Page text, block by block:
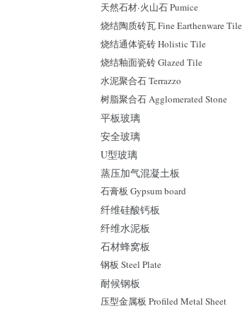
天然石材·火山石 Pumice
烧结陶质砖瓦 Fine Earthenware Tile
烧结通体瓷砖 Holistic Tile
烧结釉面瓷砖 Glazed Tile
水泥聚合石 Terrazzo
树脂聚合石 Agglomerated Stone
平板玻璃
安全玻璃
U型玻璃
蒸压加气混凝土板
石膏板 Gypsum board
纤维硅酸钙板
纤维水泥板
石材蜂窝板
钢板 Steel Plate
耐候钢板
压型金属板 Profiled Metal Sheet